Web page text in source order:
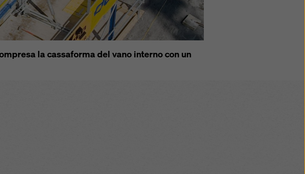
la cas­saforma del vano interno con un
nella nostra informativa
i vostri cookie